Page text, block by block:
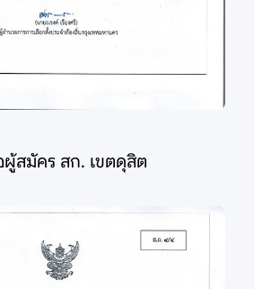
ผู้สมัคร สก. เขตดุสิต